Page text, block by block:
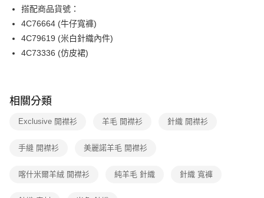
１．於結帳方式選擇「AFTEE先享後付」後，將跳轉至「AFTEE先享後付」
結帳頁面，進行簡訊認證並確認金額後，即可完成結帳。
２．訂單成立數日內，您將收到繳費通知簡訊。
３．收到繳費通知簡訊後14天內，點擊此簡訊中的連結，可透過四大超商／
ATM／網路銀行／等多元方式進行付款，方視為交易完成。
※ 請注意：結帳手續完成當下不需立刻繳費，但若您需要取消訂單，請聯絡
是否繳費成功／繳費後需取消欲退款等相關疑問，請聯繫「AFTEE先享後付
１．透過由恩沛科技股份有限公司提供之「AFTEE先享後付」服務完成之交
易，需依本服務之必要範圍內提供個人資料，並將交易相關給付款項請求債
２．關於個人資料處理事宜，請瀏覽以下網址：
３．未成年的使用者請事先徵得法定代理人或監護人之同意方可使用
付款後7-11取貨
每筆NT$90，滿NT$3,600(含以上)免運費
黑貓宅配
每筆NT$200，滿NT$8,000(含以上)免運費
付款後門市自取
免運費
搭配商品貨號：
4C76664 (牛仔寬褲)
4C79619 (米白針織內件)
4C73336 (仿皮裙)
相關分類
Exclusive 開襟衫 羊毛 開襟衫 針織 開襟衫
手縫 開襟衫 美麗諾羊毛 開襟衫
喀什米爾羊絨 開襟衫 純羊毛 針織 針織 寬褲